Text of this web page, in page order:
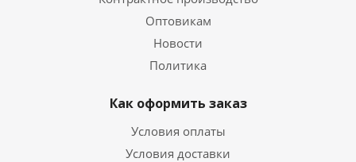
Оптовикам
Новости
Политика
Как оформить заказ
Условия оплаты
Условия доставки